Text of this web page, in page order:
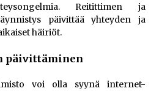
Reitittimen ja
päivittää yhteyden ja
häiriöt.
päivittäminen
voi olla syynä internet-